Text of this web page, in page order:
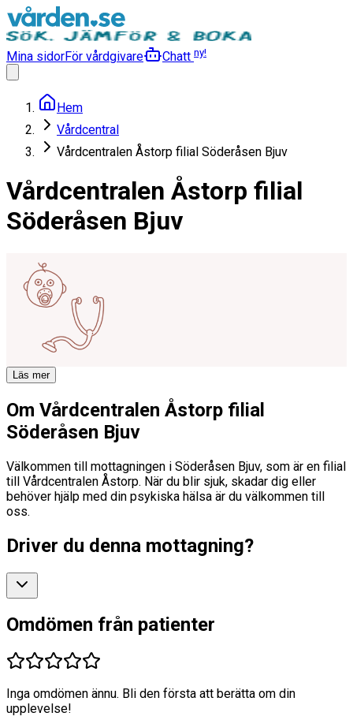
Mina sidorFör vårdgivare Chatt ny!
Hem
Vårdcentral
Vårdcentralen Åstorp filial Söderåsen Bjuv
Vårdcentralen Åstorp filial
Söderåsen Bjuv
Läs mer
Om Vårdcentralen Åstorp filial
Söderåsen Bjuv
Välkommen till mottagningen i Söderåsen Bjuv, som är en filial
till Vårdcentralen Åstorp. När du blir sjuk, skadar dig eller
behöver hjälp med din psykiska hälsa är du välkommen till
oss.
Driver du denna mottagning?
Omdömen från patienter
Inga omdömen ännu. Bli den första att berätta om din
upplevelse!